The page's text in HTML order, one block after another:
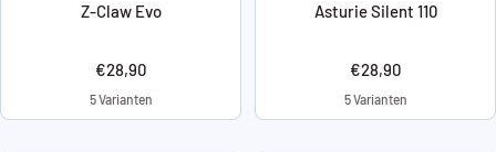
Z-Claw Evo
Angebotspreis
€28,90
5 Varianten
Asturie Silent 110
Angebotspreis
€28,90
5 Varianten